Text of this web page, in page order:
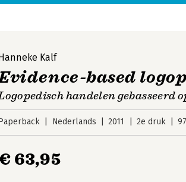
Kalf
based
handelen gebasseerd
Nederlands 2011 2e druk
63,95